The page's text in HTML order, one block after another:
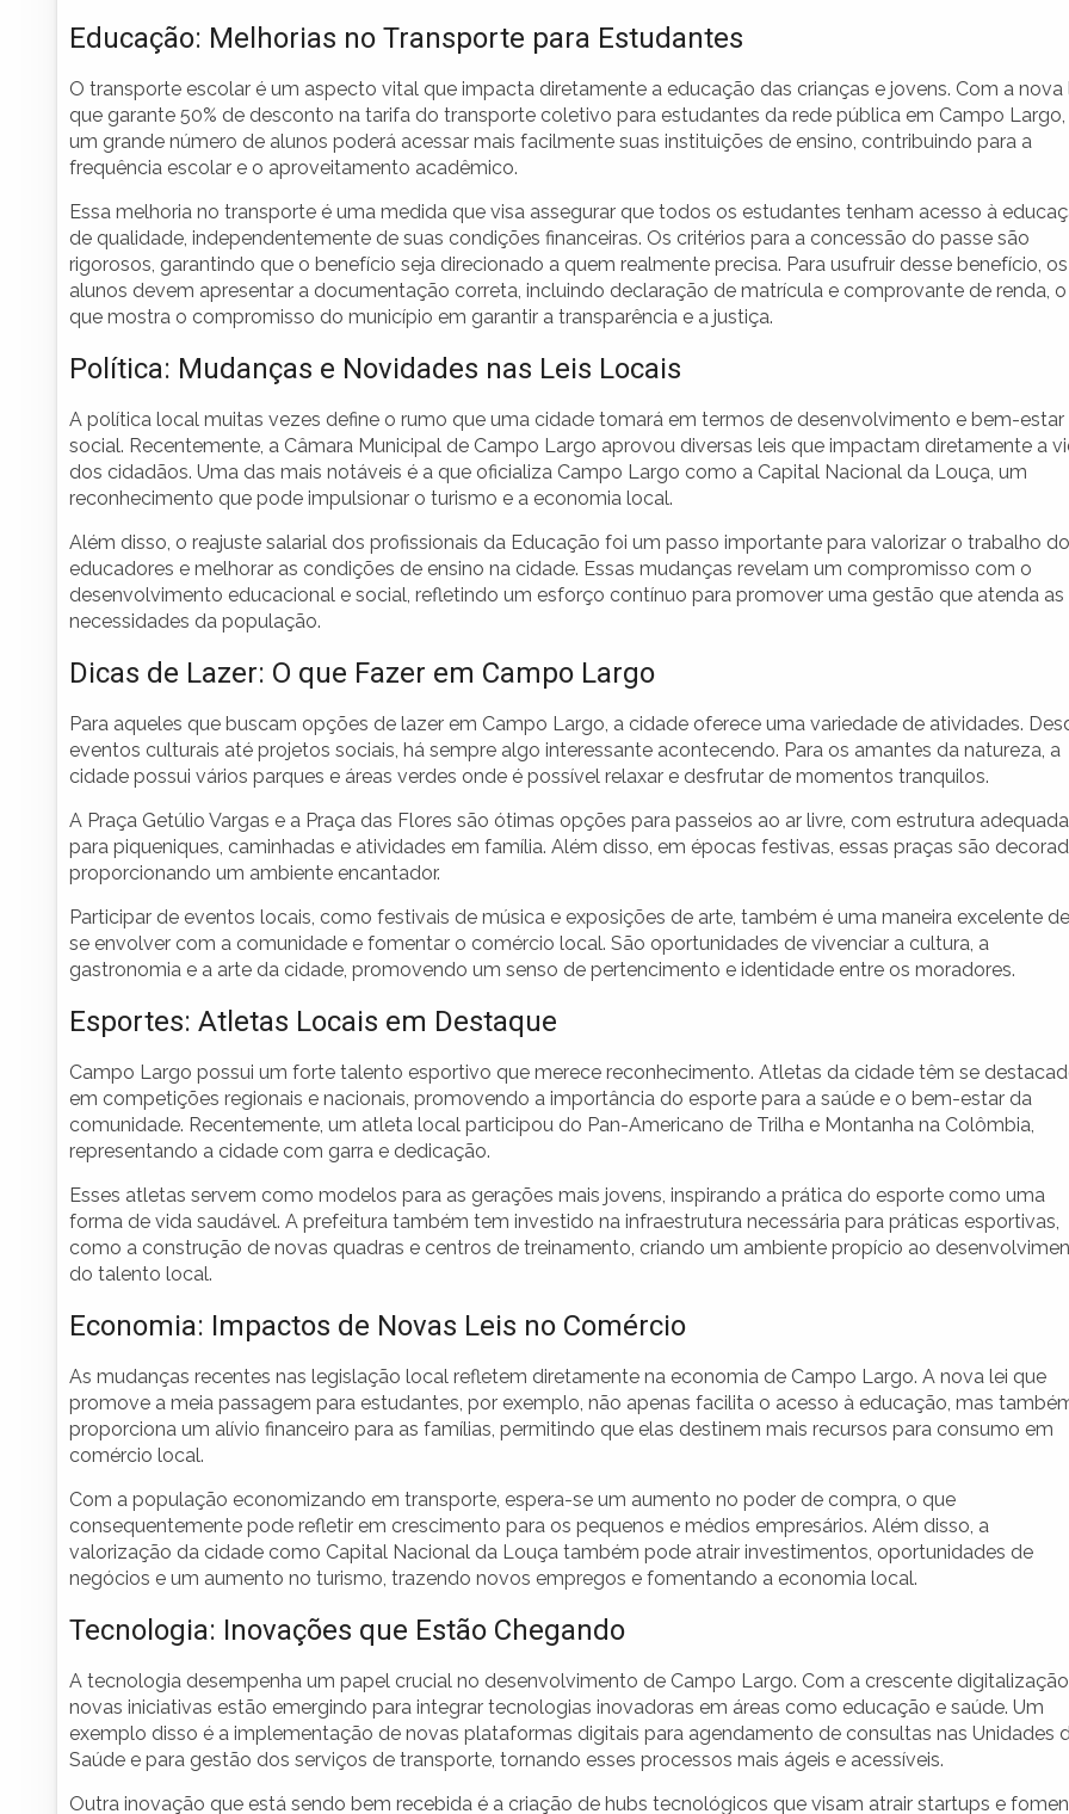
Educação: Melhorias no Transporte para Estudantes
O transporte escolar é um aspecto vital que impacta diretamente a educação das crianças e jovens. Com a nova
que garante 50% de desconto na tarifa do transporte coletivo para estudantes da rede pública em Campo Largo,
um grande número de alunos poderá acessar mais facilmente suas instituições de ensino, contribuindo para a
frequência escolar e o aproveitamento acadêmico.
Essa melhoria no transporte é uma medida que visa assegurar que todos os estudantes tenham acesso à
de qualidade, independentemente de suas condições financeiras. Os critérios para a concessão do passe são
rigorosos, garantindo que o benefício seja direcionado a quem realmente precisa. Para usufruir desse benefício, os
alunos devem apresentar a documentação correta, incluindo declaração de matrícula e comprovante de renda, o
que mostra o compromisso do município em garantir a transparência e a justiça.
Política: Mudanças e Novidades nas Leis Locais
A política local muitas vezes define o rumo que uma cidade tomará em termos de desenvolvimento e bem-estar
social. Recentemente, a Câmara Municipal de Campo Largo aprovou diversas leis que impactam diretamente a
dos cidadãos. Uma das mais notáveis é a que oficializa Campo Largo como a Capital Nacional da Louça, um
reconhecimento que pode impulsionar o turismo e a economia local.
Além disso, o reajuste salarial dos profissionais da Educação foi um passo importante para valorizar o trabalho
educadores e melhorar as condições de ensino na cidade. Essas mudanças revelam um compromisso com o
desenvolvimento educacional e social, refletindo um esforço contínuo para promover uma gestão que atenda as
necessidades da população.
Dicas de Lazer: O que Fazer em Campo Largo
Para aqueles que buscam opções de lazer em Campo Largo, a cidade oferece uma variedade de atividades.
eventos culturais até projetos sociais, há sempre algo interessante acontecendo. Para os amantes da natureza, a
cidade possui vários parques e áreas verdes onde é possível relaxar e desfrutar de momentos tranquilos.
A Praça Getúlio Vargas e a Praça das Flores são ótimas opções para passeios ao ar livre, com estrutura adequada
para piqueniques, caminhadas e atividades em família. Além disso, em épocas festivas, essas praças são
proporcionando um ambiente encantador.
Participar de eventos locais, como festivais de música e exposições de arte, também é uma maneira excelente de
se envolver com a comunidade e fomentar o comércio local. São oportunidades de vivenciar a cultura, a
gastronomia e a arte da cidade, promovendo um senso de pertencimento e identidade entre os moradores.
Esportes: Atletas Locais em Destaque
Campo Largo possui um forte talento esportivo que merece reconhecimento. Atletas da cidade têm se
em competições regionais e nacionais, promovendo a importância do esporte para a saúde e o bem-estar da
comunidade. Recentemente, um atleta local participou do Pan-Americano de Trilha e Montanha na Colômbia,
representando a cidade com garra e dedicação.
Esses atletas servem como modelos para as gerações mais jovens, inspirando a prática do esporte como uma
forma de vida saudável. A prefeitura também tem investido na infraestrutura necessária para práticas esportivas,
como a construção de novas quadras e centros de treinamento, criando um ambiente propício ao
do talento local.
Economia: Impactos de Novas Leis no Comércio
As mudanças recentes nas legislação local refletem diretamente na economia de Campo Largo. A nova lei que
promove a meia passagem para estudantes, por exemplo, não apenas facilita o acesso à educação, mas
proporciona um alívio financeiro para as famílias, permitindo que elas destinem mais recursos para consumo em
comércio local.
Com a população economizando em transporte, espera-se um aumento no poder de compra, o que
consequentemente pode refletir em crescimento para os pequenos e médios empresários. Além disso, a
valorização da cidade como Capital Nacional da Louça também pode atrair investimentos, oportunidades de
negócios e um aumento no turismo, trazendo novos empregos e fomentando a economia local.
Tecnologia: Inovações que Estão Chegando
A tecnologia desempenha um papel crucial no desenvolvimento de Campo Largo. Com a crescente
novas iniciativas estão emergindo para integrar tecnologias inovadoras em áreas como educação e saúde. Um
exemplo disso é a implementação de novas plataformas digitais para agendamento de consultas nas Unidades
Saúde e para gestão dos serviços de transporte, tornando esses processos mais ágeis e acessíveis.
Outra inovação que está sendo bem recebida é a criação de hubs tecnológicos que visam atrair startups e